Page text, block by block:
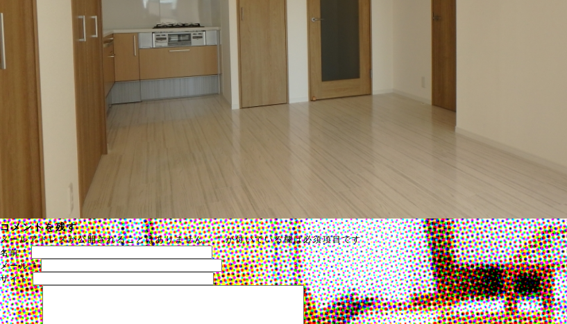
コメントを残す
メールアドレスが公開されることはありません。 *が付いている欄は必須項目です
名前*
メール*
サイト